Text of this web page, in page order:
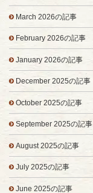
March 2026の記事
February 2026の記事
January 2026の記事
December 2025の記事
October 2025の記事
September 2025の記事
August 2025の記事
July 2025の記事
June 2025の記事